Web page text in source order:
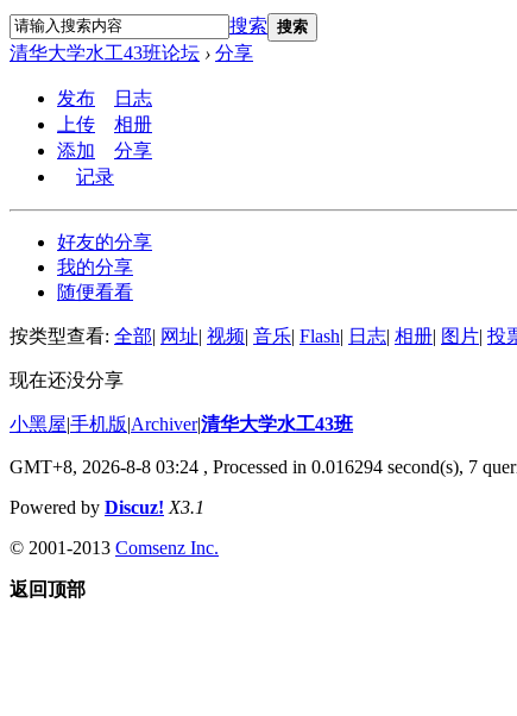
搜索 搜索
清华大学水工43班论坛 › 分享
发布
日志
上传
相册
添加
分享
记录
好友的分享
我的分享
随便看看
按类型查看: 全部| 网址| 视频| 音乐| Flash| 日志| 相册| 图片| 投
现在还没分享
小黑屋|手机版|Archiver|清华大学水工43班
GMT+8, 2026-8-8 03:24 , Processed in 0.016294 second(s), 7
Powered by Discuz! X3.1
© 2001-2013 Comsenz Inc.
返回顶部